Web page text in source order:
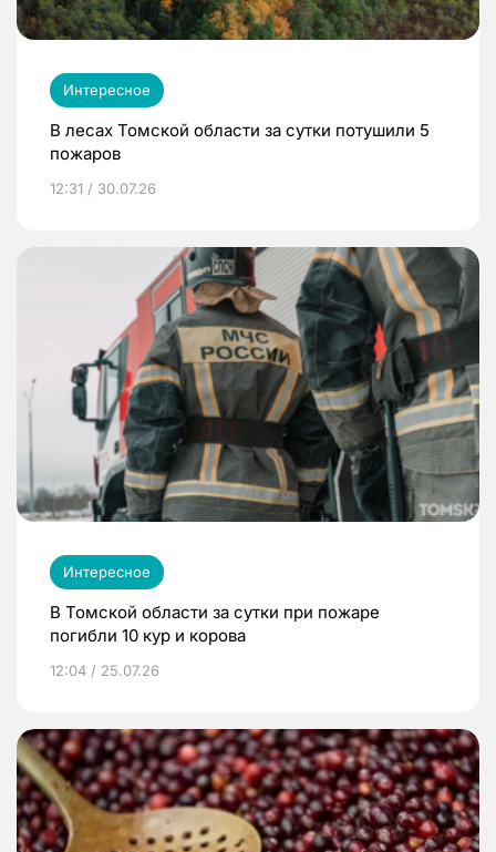
Интересное
В лесах Томской области за сутки потушили 5
пожаров
12:31 / 30.07.26
Интересное
В Томской области за сутки при пожаре
погибли 10 кур и корова
12:04 / 25.07.26